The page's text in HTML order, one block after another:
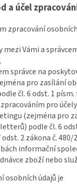
a účel
zpracování
Vámi a
správce na
pro zasílání
čl. 6 odst. 1 písm.
zpracováním pro
(zejména pro
podle čl. 6
2 zákona č. 480/
informační
zboží nebo
osobních údajů je